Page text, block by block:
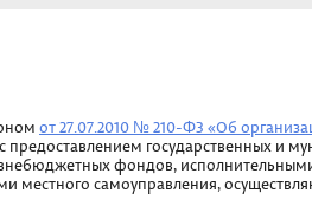
от 27.07.2010 № 210-ФЗ «Об
государственных и
фондов, исполнительными
самоуправления,